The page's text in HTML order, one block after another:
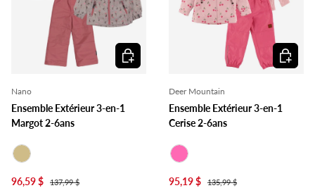
Nano
Ensemble Extérieur 3-en-1
Margot 2-6ans
96,59 $
137,99 $
Choisir les options
Deer Mountain
Ensemble Extérieur 3-en-1
Cerise 2-6ans
95,19 $
135,99 $
Choisir